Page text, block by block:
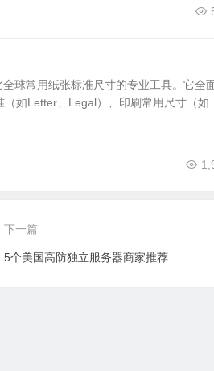
球常用纸张标准尺寸的专业工具。它全
如Letter、Legal）、印刷常用尺寸（如
下一篇
5个美国高防独立服务器商家推荐